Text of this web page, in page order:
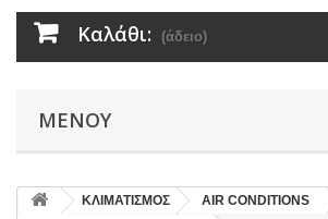
Καλάθι: (άδειο)
ΜΕΝΟΎ
ΚΛΙΜΑΤΙΣΜΟΣ
AIR CONDITIONS